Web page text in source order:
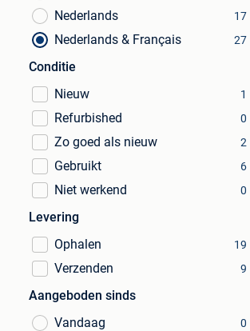
Nederlands 17
Nederlands & Français 27
Conditie
Nieuw
1
Refurbished 0
Zo goed als nieuw 2
Gebruikt 6
Niet werkend 0
Levering
Ophalen
19
Verzenden 9
Aangeboden sinds
Vandaag
0